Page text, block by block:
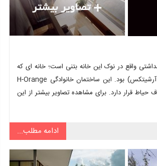
واقع در نوک این خانه بتنی است؛ خانه ای که
طراحی آن بر عهده شرکت Takuro Yamamoto Architects (تاکیرو یاماموتو آرشیتکس) بود. این ساختمان خانوادگی H-Orange
قرار دارد. برای مشاهده تصاویر بیشتر از این
ادامه مطلب...